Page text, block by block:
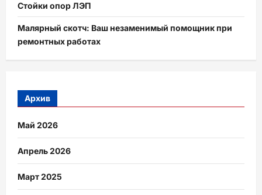
Стойки опор ЛЭП
Малярный скотч: Ваш незаменимый помощник при
ремонтных работах
Архив
Май 2026
Апрель 2026
Март 2025